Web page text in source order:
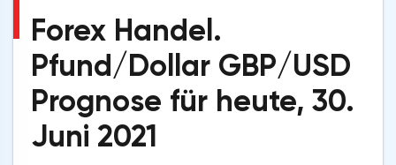
Forex Handel.
Pfund/Dollar GBP/USD
Prognose für heute, 30.
Juni 2021